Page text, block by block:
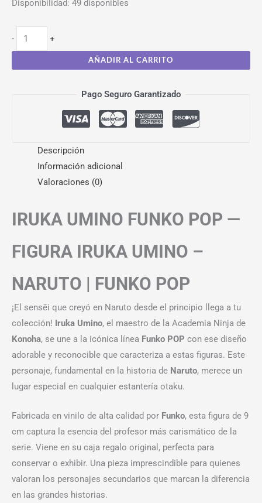
Disponibilidad: 49 disponibles
- +
AÑADIR AL CARRITO
Pago Seguro Garantizado
Descripción
Información adicional
Valoraciones (0)
IRUKA UMINO FUNKO POP —
FIGURA IRUKA UMINO –
NARUTO | FUNKO POP
¡El sensēi que creyó en Naruto desde el principio llega a tu
colección! Iruka Umino, el maestro de la Academia Ninja de
Konoha, se une a la icónica línea Funko POP con ese diseño
adorable y reconocible que caracteriza a estas figuras. Este
personaje, fundamental en la historia de Naruto, merece un
lugar especial en cualquier estantería otaku.
Fabricada en vinilo de alta calidad por Funko, esta figura de 9
cm captura la esencia del profesor más carismático de la
serie. Viene en su caja regalo original, perfecta para
conservar o exhibir. Una pieza imprescindible para quienes
valoran los personajes secundarios que marcan la diferencia
en las grandes historias.